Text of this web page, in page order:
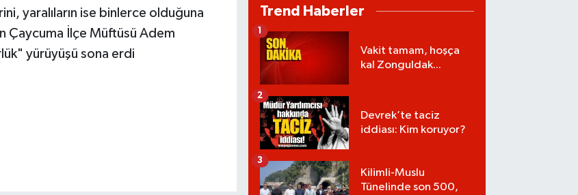
yaralıların ise binlerce olduğuna
Çaycuma İlçe Müftüsü Adem
yürüyüşü sona erdi
Trend Haberler
Vakit tamam, hoşça
kal Zonguldak...
1
Devrek’te taciz
iddiası: Kim koruyor?
2
Kilimli-Muslu
Tünelinde son 500,
3